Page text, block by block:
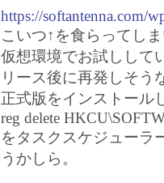
https://softantenna.com/
こいつ↑を食らってし
仮想環境でお試しして
リース後に再発しそう
正式版をインストール
reg delete
をタスクスケジューラ
うかしら。